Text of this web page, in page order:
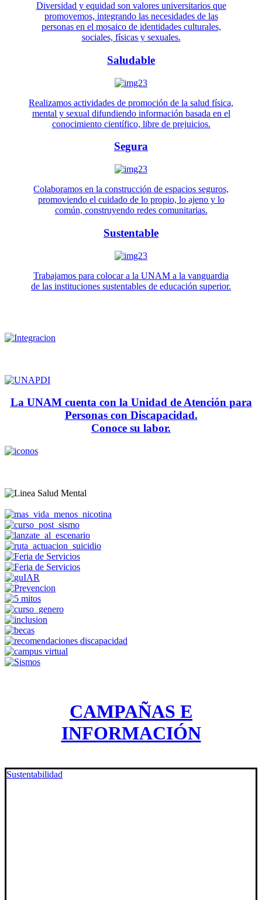
Diversidad y equidad son valores universitarios que
promovemos, integrando las necesidades de las
personas en el mosaico de identidades culturales,
sociales, físicas y sexuales.
Saludable
Realizamos actividades de promoción de la salud física,
mental y sexual difundiendo información basada en el
conocimiento científico, libre de prejuicios.
Segura
Colaboramos en la construcción de espacios seguros,
promoviendo el cuidado de lo propio, lo ajeno y lo
común, construyendo redes comunitarias.
Sustentable
Trabajamos para colocar a la UNAM a la vanguardia
de las instituciones sustentables de educación superior.
La UNAM cuenta con la Unidad de Atención para
Personas con Discapacidad.
Conoce su labor.
CAMPAÑAS E
INFORMACIÓN
Sustentabilidad